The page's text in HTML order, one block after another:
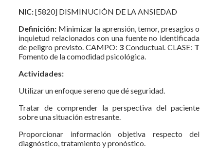
NIC:[5820] DISMINUCIÓN DE LA ANSIEDAD
Definición: Minimizar la aprensión, temor, presagios o
inquietud relacionados con una fuente no identificada
de peligro previsto. CAMPO: 3 Conductual. CLASE: T
Fomento de la comodidad psicológica.
Actividades:
Utilizar un enfoque sereno que dé seguridad.
Tratar de comprender la perspectiva del paciente
sobre una situación estresante.
Proporcionar información objetiva respecto del
diagnóstico, tratamiento y pronóstico.